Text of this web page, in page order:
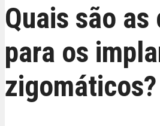
Quais são
para os
zigomáticos?